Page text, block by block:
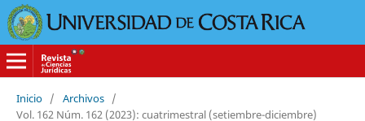
Inicio / Archivos /
Vol. 162 Núm. 162 (2023): cuatrimestral (setiembre-diciembre)